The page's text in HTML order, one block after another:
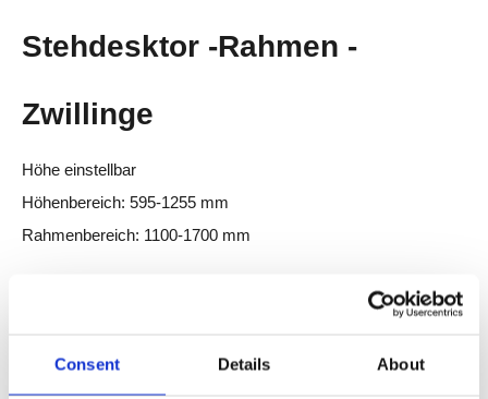
Consent Details About
Stehdesktor -Rahmen -
Zwillinge
Höhe einstellbar
Höhenbereich: 595-1255 mm
Rahmenbereich: 1100-1700 mm